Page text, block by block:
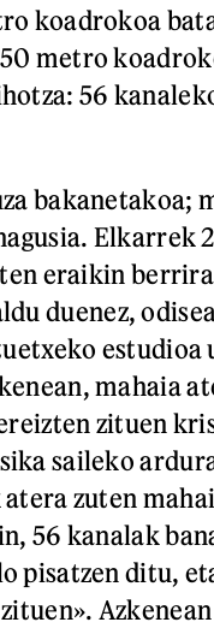
koadrokoa
metro
56
bakanetakoa;
Elkarrek
eraikin
duenez,
estudioa
mahaia
zituen
saileko
zuten
56 kanalak
pisatzen ditu,